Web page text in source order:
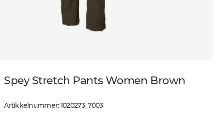
Spey Stretch Pants Women Brown
Artikkelnummer:1020273_7003